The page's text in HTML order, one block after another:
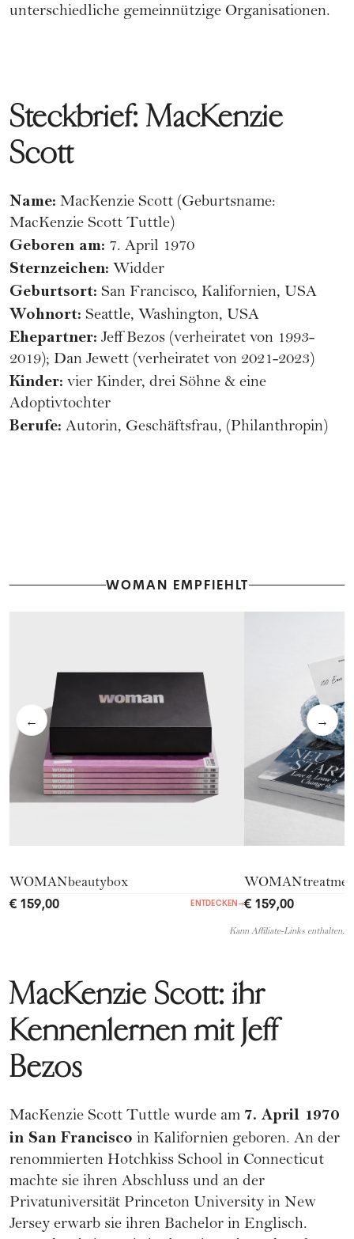
unterschiedliche gemeinnützige Organisationen.
Steckbrief: MacKenzie
Scott
Name: MacKenzie Scott (Geburtsname:
MacKenzie Scott Tuttle)
Geboren am: 7. April 1970
Sternzeichen: Widder
Geburtsort: San Francisco, Kalifornien, USA
Wohnort: Seattle, Washington, USA
Ehepartner: Jeff Bezos (verheiratet von 1993-
2019); Dan Jewett (verheiratet von 2021-2023)
Kinder: vier Kinder, drei Söhne & eine
Adoptivtochter
Berufe: Autorin, Geschäftsfrau, (Philanthropin)
WOMAN EMPFIEHLT
← →
WOMANbeautybox
€ 159,00 ENTDECKEN →€ 159,00
Kann Affiliate-Links enthalten.
MacKenzie Scott: ihr
Kennenlernen mit Jeff
Bezos
MacKenzie Scott Tuttle wurde am 7. April 1970
in San Francisco in Kalifornien geboren. An der
renommierten Hotchkiss School in Connecticut
machte sie ihren Abschluss und an der
Privatuniversität Princeton University in New
Jersey erwarb sie ihren Bachelor in Englisch.